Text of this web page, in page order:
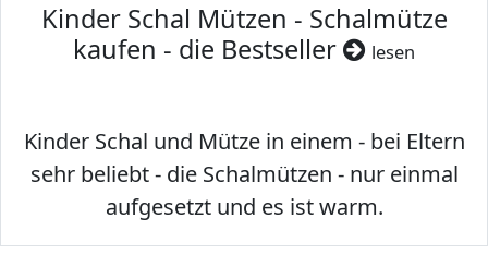
Kinder Schal Mützen - Schalmütze
kaufen - die Bestseller
lesen
Kinder Schal und Mütze in einem - bei Eltern
sehr beliebt - die Schalmützen - nur einmal
aufgesetzt und es ist warm.